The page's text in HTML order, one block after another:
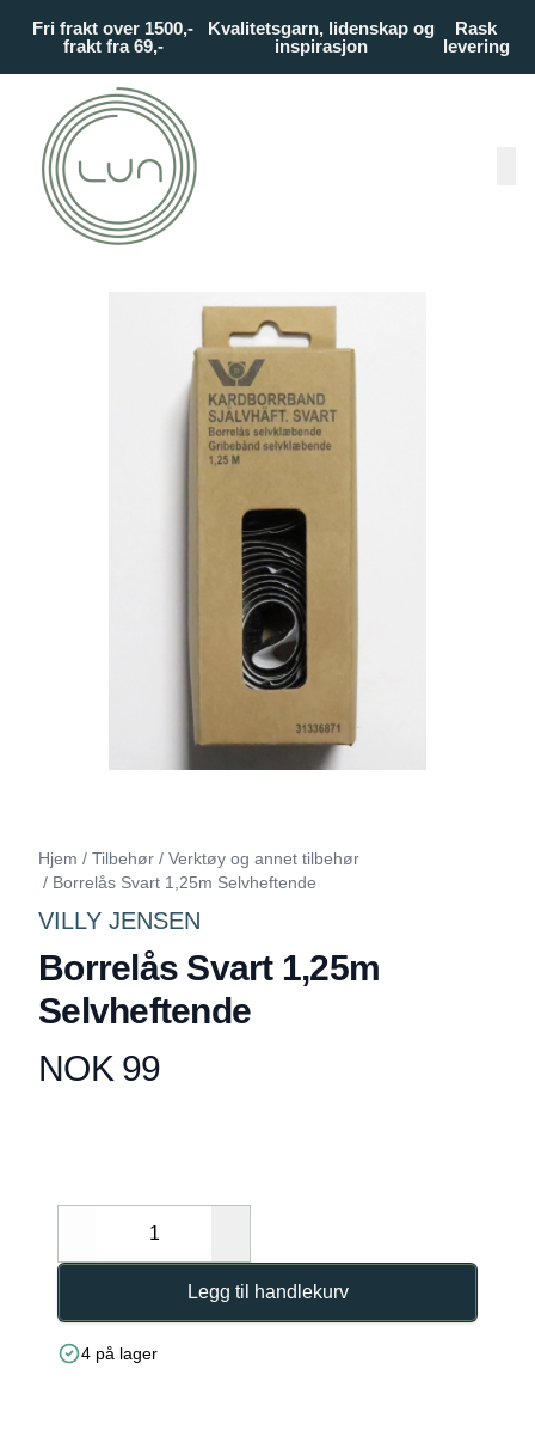
Fri frakt over 1500,-
frakt fra 69,-
Kvalitetsgarn, lidenskap og
inspirasjon
Rask
levering
Hjem / Tilbehør / Verktøy og annet tilbehør
/ Borrelås Svart 1,25m Selvheftende
VILLY JENSEN
Borrelås Svart 1,25m
Selvheftende
Produktdetaljer
NOK 99
Decrease
Legg til handlekurv
4 på lager